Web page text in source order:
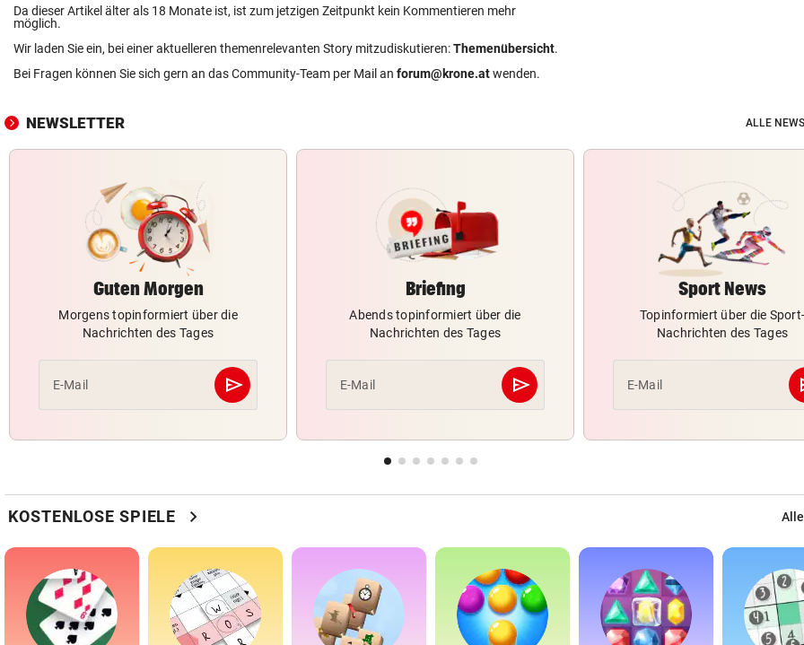
Da dieser Artikel älter als 18 Monate ist, ist zum jetzigen Zeitpunkt kein Kommentieren mehr
möglich.
Wir laden Sie ein, bei einer aktuelleren themenrelevanten Story mitzudiskutieren:Themenübersicht.
Bei Fragen können Sie sich gern an das Community-Team per Mail an forum@krone.atwenden.
NEWSLETTER ALLE
Guten Morgen
Morgens topinformiert über die
Nachrichten des Tages
E-Mail send
Abschicken
Briefing
Abends topinformiert über die
Nachrichten des Tages
E-Mail send
Abschicken
Sport News
Topinformiert über die Sport-
Nachrichten des Tages
E-Mail
KOSTENLOSE SPIELE chevron_right